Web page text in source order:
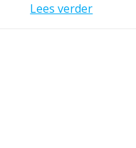
Lees verder